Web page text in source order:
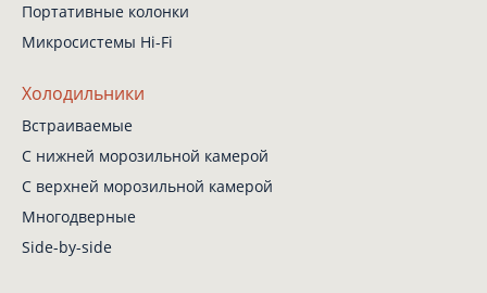
Портативные колонки
Микросистемы Hi-Fi
Холодильники
Встраиваемые
С нижней морозильной камерой
С верхней морозильной камерой
Многодверные
Side-by-side